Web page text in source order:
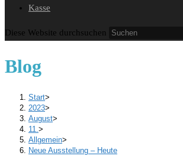
Kasse
Diese Website durchsuchen
Blog
Start>
2023>
August>
11. >
Allgemein>
Neue Ausstellung – Heute